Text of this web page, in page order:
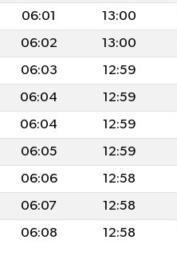
06:01 13:00
06:02 13:00
06:03 12:59
06:04 12:59
06:04 12:59
06:05 12:59
06:06 12:58
06:07 12:58
06:08 12:58